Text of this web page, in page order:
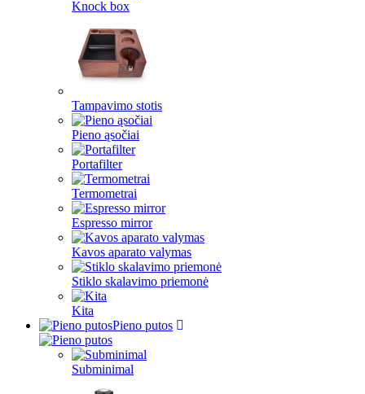
Knock box
Tampavimo stotis
Pieno ąsočiai
Portafilter
Termometrai
Espresso mirror
Kavos aparato valymas
Stiklo skalavimo priemonė
Kita
Pieno putos
Subminimal